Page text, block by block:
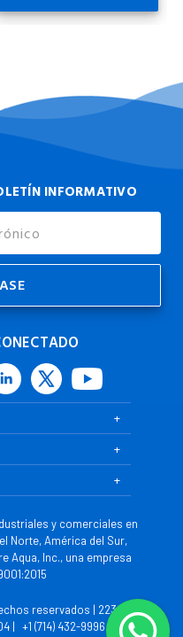
INFORMATIVO
y comerciales en
Norte, América del Sur,
Aqua, Inc., una empresa
reservados | 2230 S
| +1 (714) 432-9996